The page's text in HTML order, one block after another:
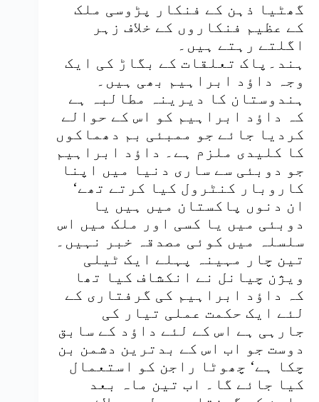
گھٹیا ذہن کے فنکار پڑوسی ملک
کے عظیم فنکاروں کے خلاف زہر
اگلتے رہتے ہیں۔
ہند۔پاک تعلقات کے بگاڑ کی ایک
وجہ داؤد ابراہیم بھی ہیں۔
ہندوستان کا دیرینہ مطالبہ ہے
کہ داؤد ابراہیم کو اس کے حوالے
کردیا جائے جو ممبئی بم دھماکوں
کا کلیدی ملزم ہے۔ داؤد ابراہیم
جو دوبئی سے ساری دنیا میں اپنا
کاروبار کنٹرول کیا کرتے تھے‘
ان دنوں پاکستان میں ہیں یا
دوبئی میں یا کسی اور ملک میں اس
سلسلہ میں کوئی مصدقہ خبر نہیں۔
تین چار مہینہ پہلے ایک ٹیلی
ویژن چیانل نے انکشاف کیا تھا
کہ داؤد ابراہیم کی گرفتاری کے
لئے ایک حکمت عملی تیار کی
جارہی ہے اس کے لئے داؤد کے سابق
دوست جو اب اس کے بدترین دشمن بن
چکا ہے‘ چھوٹا راجن کو استعمال
کیا جائے گا۔ اب تین ماہ بعد